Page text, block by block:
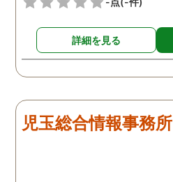
反省して男とは別れたよう
でしたが、お互い愛情はも
う冷めていることがわかっ
たので、離婚しようという
ことになりました。探偵は
きっちりと仕事をしてくれ
るので、浮気を疑って心配
詳細を見る
児玉総合情報事務所